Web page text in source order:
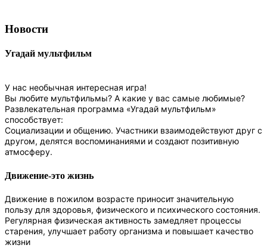
Новости
Угадай мультфильм
У нас необычная интересная игра!
Вы любите мультфильмы? А какие у вас самые любимые?
Развлекательная программа «Угадай мультфильм»
способствует:
Социализации и общению. Участники взаимодействуют друг с
другом, делятся воспоминаниями и создают позитивную
атмосферу.
Движение-это жизнь
Движение в пожилом возрасте приносит значительную
пользу для здоровья, физического и психического состояния.
Регулярная физическая активность замедляет процессы
старения, улучшает работу организма и повышает качество
жизни